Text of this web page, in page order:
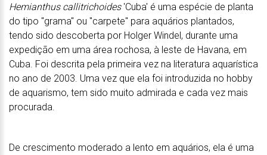
Hemianthus callitrichoides'Cuba' é uma espécie de planta
do tipo "grama" ou "carpete" para aquários plantados,
tendo sido descoberta por Holger Windel, durante uma
expedição em uma área rochosa, à leste de Havana, em
Cuba. Foi descrita pela primeira vez na literatura aquarística
no ano de 2003. Uma vez que ela foi introduzida no hobby
de aquarismo, tem sido muito admirada e cada vez mais
procurada.
De crescimento moderado a lento em aquários, ela é uma